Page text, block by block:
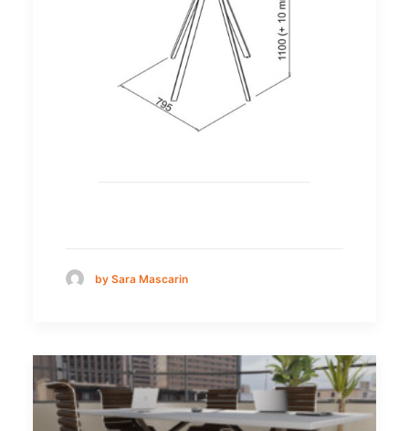
by Sara Mascarin